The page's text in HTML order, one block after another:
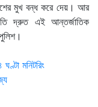
মুখ বন্ধ করে দেয়। আর
দ্রুত এই আন্তর্জাতিক
মনিটরিং